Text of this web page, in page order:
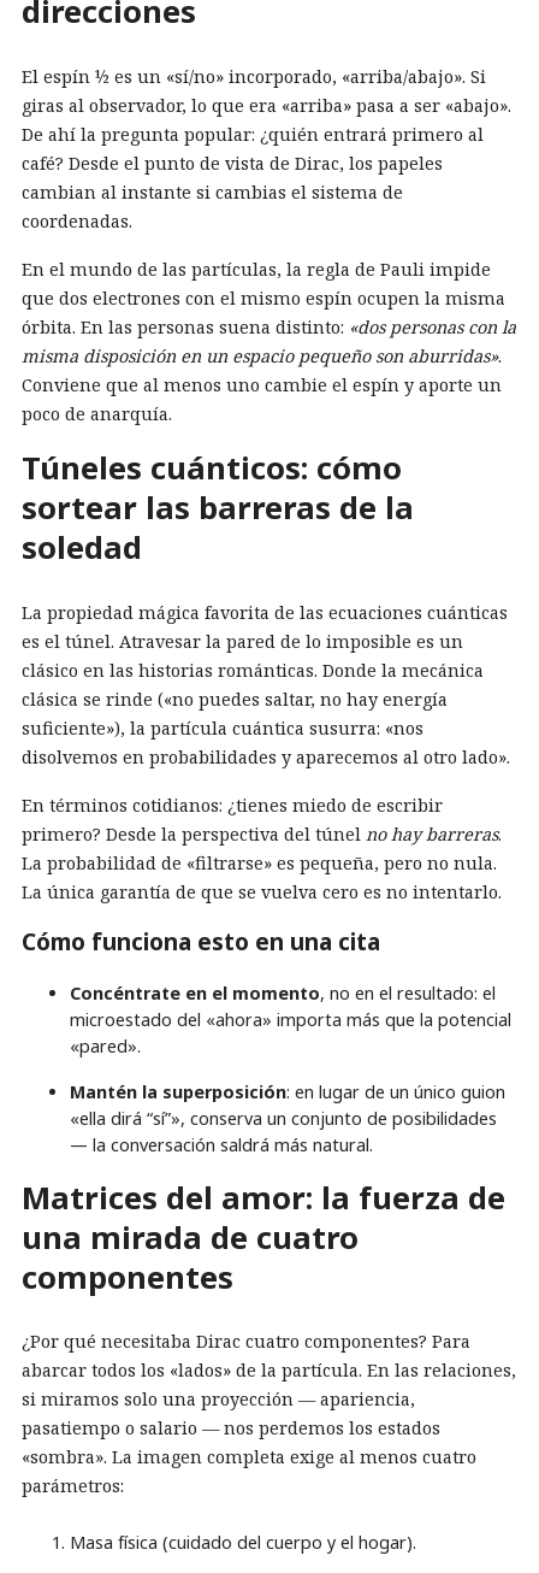
direcciones
El espín ½ es un «sí/no» incorporado, «arriba/abajo». Si
giras al observador, lo que era «arriba» pasa a ser «abajo».
De ahí la pregunta popular: ¿quién entrará primero al
café? Desde el punto de vista de Dirac, los papeles
cambian al instante si cambias el sistema de
coordenadas.
En el mundo de las partículas, la regla de Pauli impide
que dos electrones con el mismo espín ocupen la misma
órbita. En las personas suena distinto: «dos personas con la
misma disposición en un espacio pequeño son aburridas».
Conviene que al menos uno cambie el espín y aporte un
poco de anarquía.
Túneles cuánticos: cómo
sortear las barreras de la
soledad
La propiedad mágica favorita de las ecuaciones cuánticas
es el túnel. Atravesar la pared de lo imposible es un
clásico en las historias románticas. Donde la mecánica
clásica se rinde («no puedes saltar, no hay energía
suficiente»), la partícula cuántica susurra: «nos
disolvemos en probabilidades y aparecemos al otro lado».
En términos cotidianos: ¿tienes miedo de escribir
primero? Desde la perspectiva del túnel no hay barreras.
La probabilidad de «filtrarse» es pequeña, pero no nula.
La única garantía de que se vuelva cero es no intentarlo.
Cómo funciona esto en una cita
Concéntrate en el momento, no en el resultado: el
microestado del «ahora» importa más que la potencial
«pared».
Mantén la superposición: en lugar de un único guion
«ella dirá “sí”», conserva un conjunto de posibilidades
— la conversación saldrá más natural.
Matrices del amor: la fuerza de
una mirada de cuatro
componentes
¿Por qué necesitaba Dirac cuatro componentes? Para
abarcar todos los «lados» de la partícula. En las relaciones,
si miramos solo una proyección — apariencia,
pasatiempo o salario — nos perdemos los estados
«sombra». La imagen completa exige al menos cuatro
parámetros:
Masa física (cuidado del cuerpo y el hogar).